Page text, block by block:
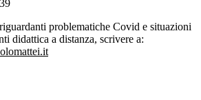
problematiche Covid e situazioni
didattica a distanza, scrivere a: